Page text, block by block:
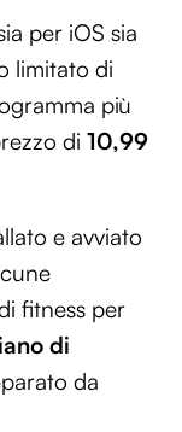
ed
media e per
inoltre
sito con i
dei dati web,
combinarle
per iOS sia
limitato di
più
di 10,99
e avviato
fitness per
di
da